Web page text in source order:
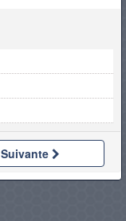
Suivante